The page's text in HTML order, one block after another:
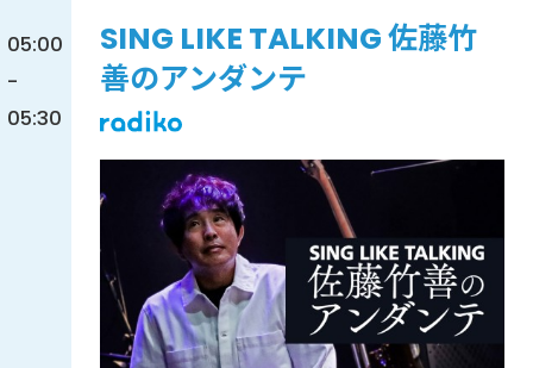
05:00
-
05:30
SING LIKE TALKING 佐藤竹
善のアンダンテ